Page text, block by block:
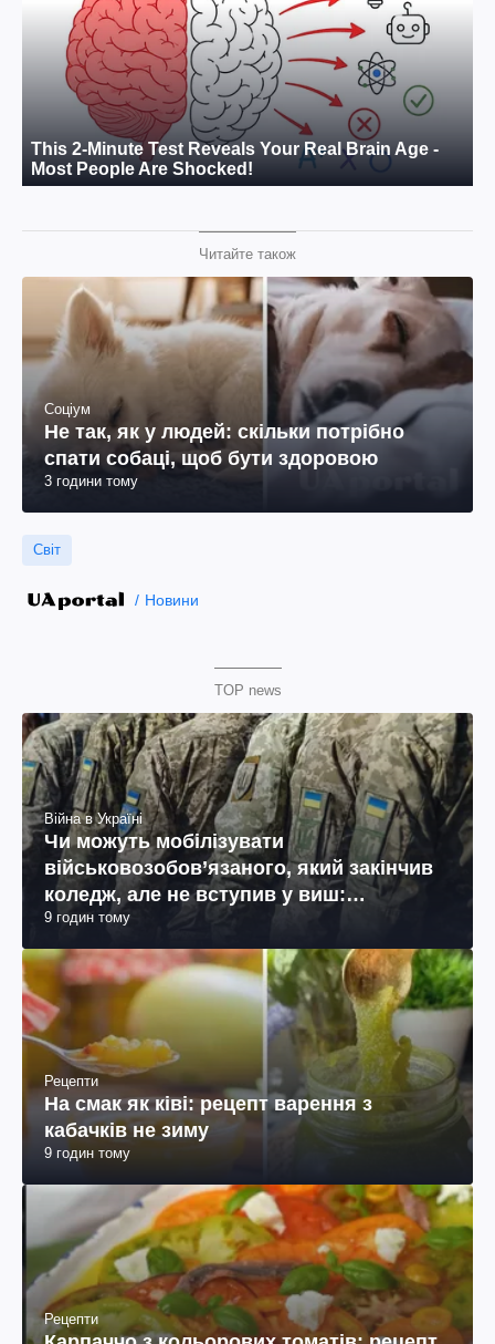
Читайте також
Соціум
Не так, як у людей: скільки потрібно
спати собаці, щоб бути здоровою
3 години тому
Світ
Новини
TOP news
Війна в Україні
Чи можуть мобілізувати
військовозобов’язаного, який закінчив
коледж, але не вступив у виш:
пояснення юриста
9 годин тому
Рецепти
На смак як ківі: рецепт варення з
кабачків не зиму
9 годин тому
Рецепти